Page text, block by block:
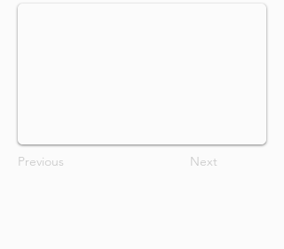
Previous Next